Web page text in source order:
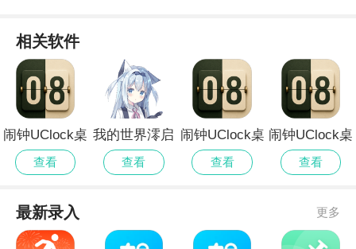
相关软件
闹钟UClock桌
面时钟精简版
查看
我的世界澪启
动器离线版
查看
闹钟UClock桌
面时钟高画质
版
查看
闹钟UClock桌
面时钟免广告
版
查看
最新录入 更多